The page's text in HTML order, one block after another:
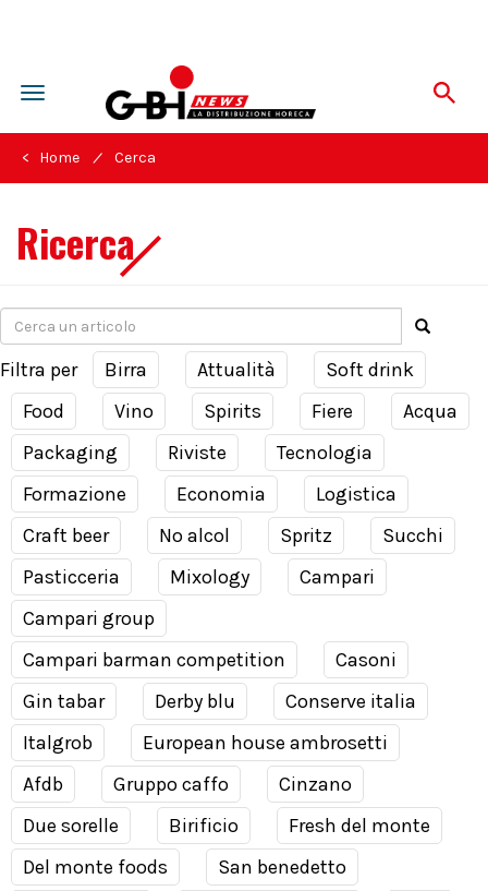
Toggle
navigation
< Home / Cerca
Ricerca
Filtra per Birra Attualità
Soft drink
Food
Vino Spirits Fiere
Acqua
Packaging
Riviste
Tecnologia
Formazione
Economia
Logistica
Craft beer
No alcol Spritz
Succhi
Pasticceria
Mixology
Campari
Campari group
Campari barman competition
Casoni
Gin tabar
Derby blu
Conserve italia
Italgrob
European house ambrosetti
Afdb
Gruppo caffo
Cinzano
Due sorelle
Birificio
Fresh del monte
Del monte foods
San benedetto